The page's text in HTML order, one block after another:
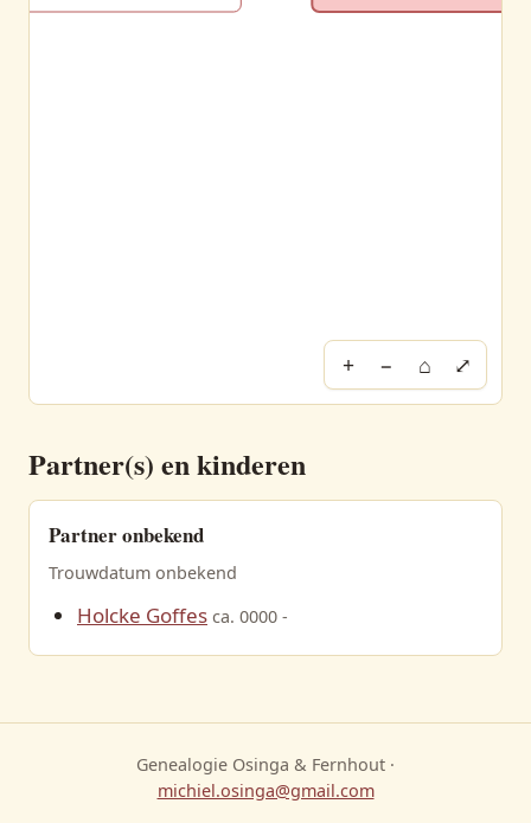
+ − ⌂ ⤢
Partner(s) en kinderen
Partner onbekend
Trouwdatum onbekend
Holcke Goffes ca. 0000 -
Genealogie Osinga & Fernhout ·
michiel.osinga@gmail.com